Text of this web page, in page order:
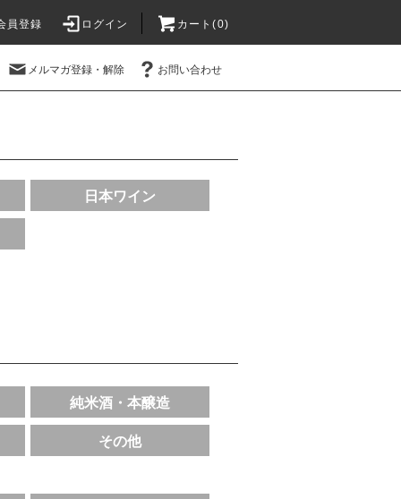
員登録 ログイン カート(0)
メルマガ登録・解除 お問い合わせ
日本ワイン
純米酒・本醸造
その他